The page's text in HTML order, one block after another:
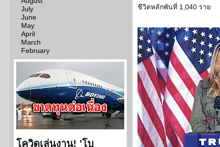
July
June
May
April
March
February
โควิดเล่นงาน! 'โบ
ชีวิตหลักพันที่ 1,040 ราย